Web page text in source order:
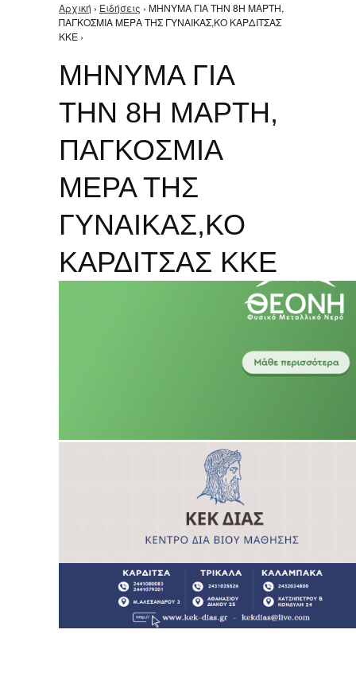
Είστε εδώ
Αρχική › Ειδήσεις › ΜΗΝΥΜΑ ΓΙΑ ΤΗΝ 8Η ΜΑΡΤΗ,
ΠΑΓΚΟΣΜΙΑ ΜΕΡΑ ΤΗΣ ΓΥΝΑΙΚΑΣ,ΚΟ ΚΑΡΔΙΤΣΑΣ
ΚΚΕ ›
ΜΗΝΥΜΑ ΓΙΑ
ΤΗΝ 8Η ΜΑΡΤΗ,
ΠΑΓΚΟΣΜΙΑ
ΜΕΡΑ ΤΗΣ
ΓΥΝΑΙΚΑΣ,ΚΟ
ΚΑΡΔΙΤΣΑΣ ΚΚΕ